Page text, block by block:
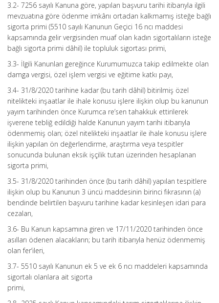
3.2- 7256 sayılı Kanuna göre, yapılan başvuru tarihi itibarıyla ilgili
mevzuatına göre ödenme imkânı ortadan kalkmamış isteğe bağlı
sigorta primi (5510 sayılı Kanunun Geçici 16 ncı maddesi
kapsamında gelir vergisinden muaf olan kadın sigortalıların isteğe
bağlı sigorta primi dâhil) ile topluluk sigortası primi,
3.3- İlgili Kanunları gereğince Kurumumuzca takip edilmekte olan
damga vergisi, özel işlem vergisi ve eğitime katkı payı,
3.4- 31/8/2020 tarihine kadar (bu tarih dâhil) bitirilmiş özel
nitelikteki inşaatlar ile ihale konusu işlere ilişkin olup bu kanunun
yayım tarihinden önce Kurumca re’sen tahakkuk ettirilerek
işverene tebliğ edildiği halde Kanunun yayım tarihi itibarıyla
ödenmemiş olan; özel nitelikteki inşaatlar ile ihale konusu işlere
ilişkin yapılan ön değerlendirme, araştırma veya tespitler
sonucunda bulunan eksik işçilik tutarı üzerinden hesaplanan
sigorta primi,
3.5- 31/8/2020 tarihinden önce (bu tarih dâhil) yapılan tespitlere
ilişkin olup bu Kanunun 3 üncü maddesinin birinci fıkrasının (a)
bendinde belirtilen başvuru tarihine kadar kesinleşen idari para
cezaları,
3.6- Bu Kanun kapsamına giren ve 17/11/2020 tarihinden önce
asılları ödenen alacakların; bu tarih itibarıyla henüz ödenmemiş
olan fer’ileri,
3.7- 5510 sayılı Kanunun ek 5 ve ek 6 ncı maddeleri kapsamında
sigortalı olanlara ait sigorta
primi,